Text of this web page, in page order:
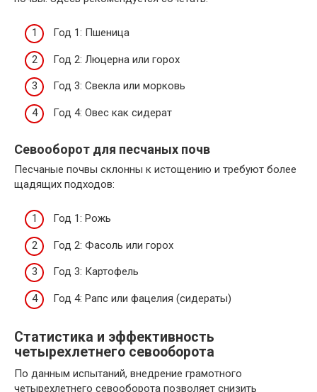
Год 1: Пшеница
Год 2: Люцерна или горох
Год 3: Свекла или морковь
Год 4: Овес как сидерат
Севооборот для песчаных почв
Песчаные почвы склонны к истощению и требуют более
щадящих подходов:
Год 1: Рожь
Год 2: Фасоль или горох
Год 3: Картофель
Год 4: Рапс или фацелия (сидераты)
Статистика и эффективность
четырехлетнего севооборота
По данным испытаний, внедрение грамотного
четырехлетнего севооборота позволяет снизить